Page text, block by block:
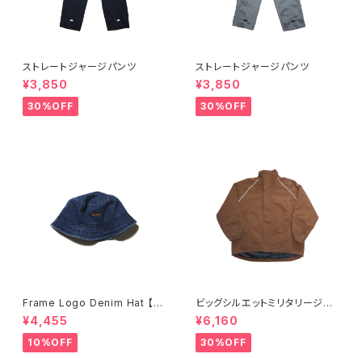
ストレートジャージパンツ
¥3,850
30%OFF
ストレートジャージパンツ
¥3,850
30%OFF
Frame Logo Denim Hat 【Fr
ame】
¥4,455
10%OFF
ビッグシルエットミリタリージャ
ケット
¥6,160
30%OFF